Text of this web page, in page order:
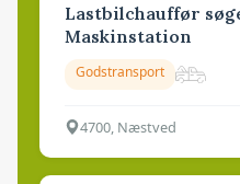
Lastbilchauffør
Maskinstation
Godstransport
4700, Næstved